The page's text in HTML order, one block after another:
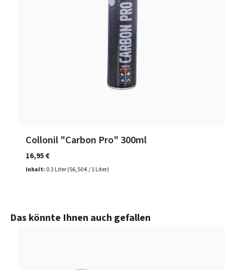
Collonil "Carbon Pro" 300ml
Inhalt: 0.3 Liter(56,50 € / 1 Liter)
16,95 €
Produktgalerie überspringen
Das könnte Ihnen auch gefallen